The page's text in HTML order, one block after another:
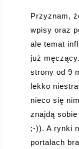
Przyznam,
wpisy oraz
ale temat
już
strony od 9
lekko
nieco się
znajdą
;-)). A rynki
portalach